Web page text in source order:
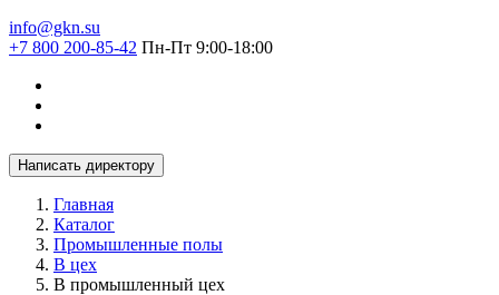
info@gkn.su
+7 800 200-85-42 Пн-Пт 9:00-18:00
Написать директору
Главная
Каталог
Промышленные полы
В цех
В промышленный цех